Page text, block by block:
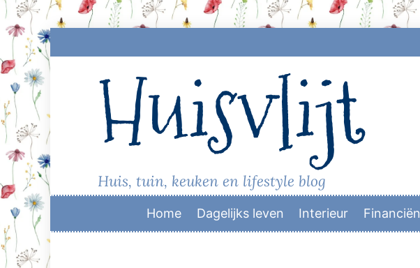
Skip
to
Huisvlijt
Huis, tuin, keuken en lifestyle blog
Home Dagelijks leven Interieur Financiën